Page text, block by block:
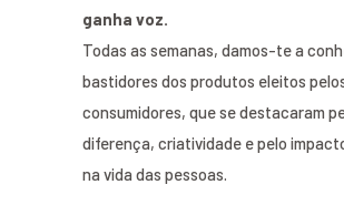
ganha voz.
Todas as semanas, damos-te a
bastidores dos produtos eleitos
consumidores, que se destacaram
diferença, criatividade e pelo
na vida das pessoas.